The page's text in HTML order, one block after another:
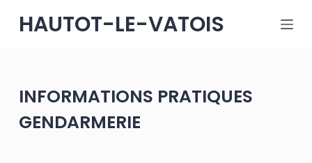
P
a
e
a
HAUTOT-LE-VATOIS
INFORMATIONS PRATIQUES
GENDARMERIE